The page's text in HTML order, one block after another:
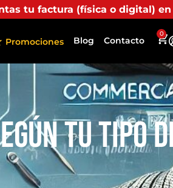
en uno de nuestros
Promociones Blog Contacto
0
tu Tipo